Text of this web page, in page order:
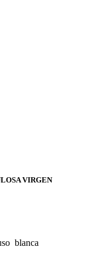
VIRGEN
blanca